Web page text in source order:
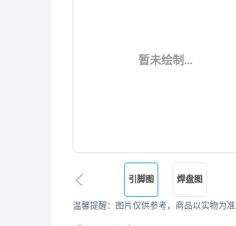
暂未绘制...
引脚图 焊盘图
温馨提醒：图片仅供参考，商品以实物为准